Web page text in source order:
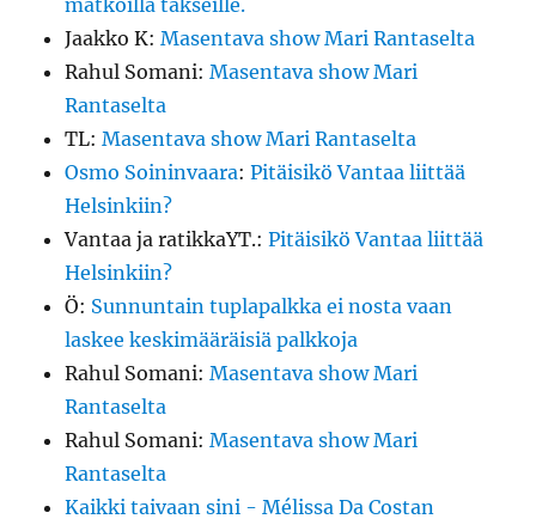
matkoilla takseille.
Jaakko K:Masentava show Mari Rantaselta
Rahul Somani:Masentava show Mari
Rantaselta
TL:Masentava show Mari Rantaselta
Osmo Soininvaara:Pitäisikö Vantaa liittää
Helsinkiin?
Vantaa ja ratikkaYT.:Pitäisikö Vantaa liittää
Helsinkiin?
Ö: Sunnuntain tuplapalkka ei nosta vaan
laskee keskimääräisiä palkkoja
Rahul Somani:Masentava show Mari
Rantaselta
Rahul Somani:Masentava show Mari
Rantaselta
Kaikki taivaan sini - Mélissa Da Costan